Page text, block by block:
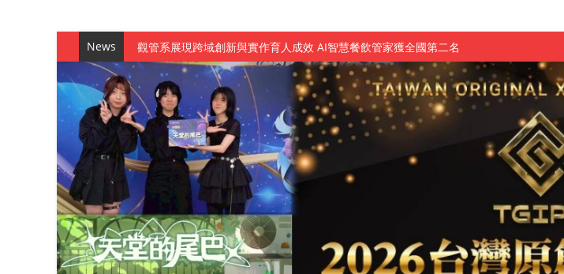
News
觀管系展現跨域創新與實作育人成效 AI智慧餐飲管家獲全國第二名
學務處舉辦「董事長『聊』心室」 上官董事長與青年學子溫馨對談 傳遞品格與智慧力量
成人之美成就學生夢想 菁英學程陪伴財金系學生蛻變成金融新星
金曲陣容強勢進駐！中國科大原民音樂成果展 燃爆傳統與現代
數媒系《天堂的尾巴》、《礦影》勇奪台灣原創遊戲大賞雙佳作
師生攜手磨練一個月！觀管系榮獲天籟盃全國大專廣播詞競賽英文組佳作
一銀彭仁主中國科大開講 解密AI時代的金融轉型與數位正義
通識教育中心主辦「114學年度AI英文自我介紹比賽」成績出爐
數據後的溫度：財金系傑出校友共議「人文素養」 點亮智慧金融時代的跨域新局